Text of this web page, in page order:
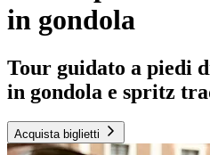
in gondola
Tour guidato a piedi
in gondola e spritz
Acquista biglietti